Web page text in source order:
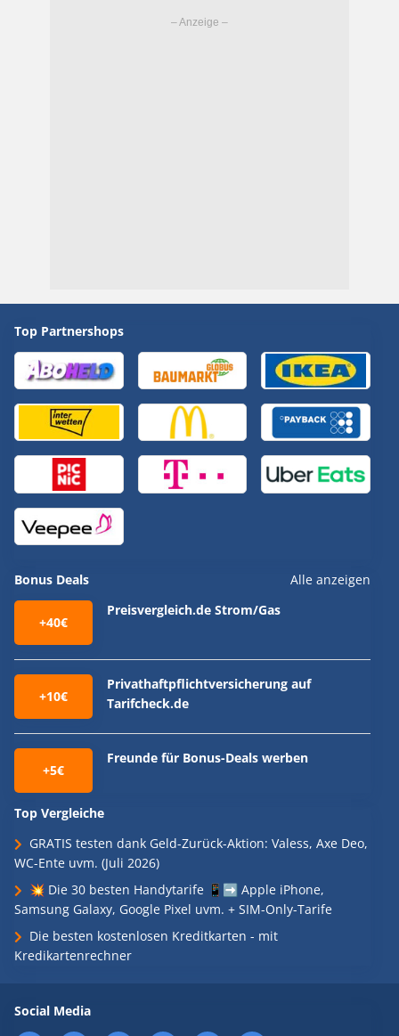
Top Partnershops
Bonus Deals Alle anzeigen
+40€
Preisvergleich.de Strom/Gas
+10€
Privathaftpflichtversicherung auf
Tarifcheck.de
+5€
Freunde für Bonus-Deals werben
Top Vergleiche
GRATIS testen dank Geld-Zurück-Aktion: Valess, Axe Deo,
WC-Ente uvm. (Juli 2026)
💥 Die 30 besten Handytarife 📱➡️ Apple iPhone,
Samsung Galaxy, Google Pixel uvm. + SIM-Only-Tarife
Die besten kostenlosen Kreditkarten - mit
Kredikartenrechner
Social Media